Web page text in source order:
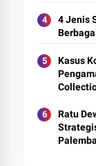
4 Jenis
Kasus
Ratu